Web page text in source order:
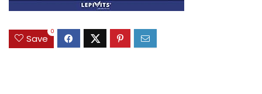
Save
0